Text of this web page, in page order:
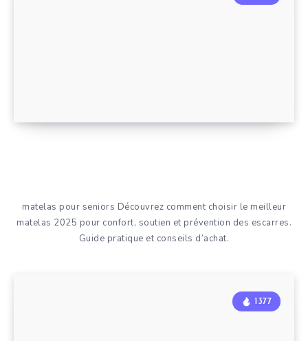
matelas pour seniors Découvrez comment choisir le meilleur
matelas 2025 pour confort, soutien et prévention des escarres.
Guide pratique et conseils d’achat.
1377